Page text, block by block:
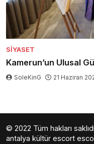
SIYASET
Kamerun’un Ulusal
SoleKinG 21 Haziran
© 2022 Tüm hakları
antalya kültür escort